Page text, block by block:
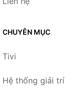
CHUYÊN MỤC
Tivi
Hệ thống giải trí